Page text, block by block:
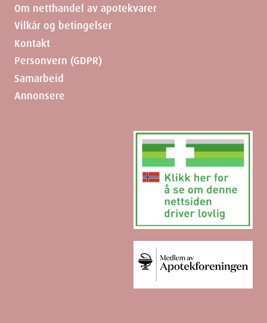
Om netthandel av apotekvarer
Vilkår og betingelser
Kontakt
Personvern (GDPR)
Samarbeid
Annonsere